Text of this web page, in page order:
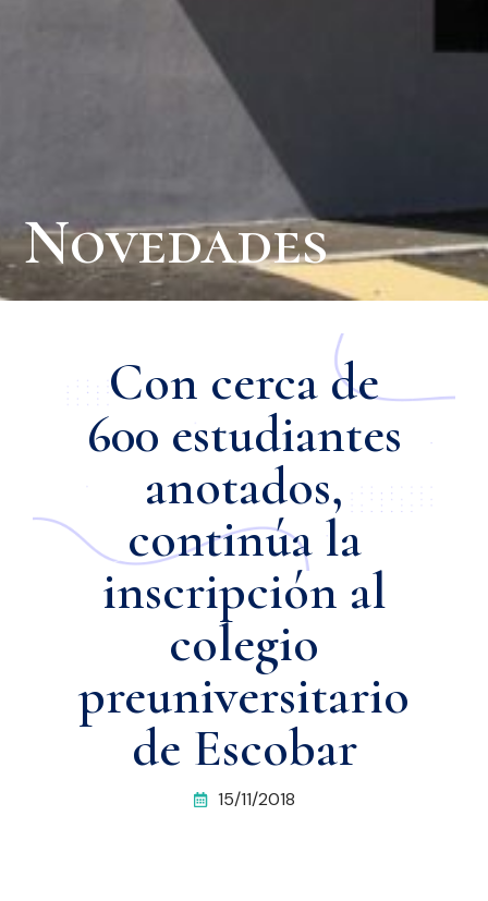
Novedades
Con cerca de
600 estudiantes
anotados,
continúa la
inscripción al
colegio
preuniversitario
de Escobar
15/11/2018